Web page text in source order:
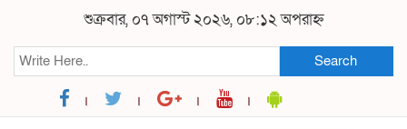
শুক্রবার, ০৭ অগাস্ট ২০২৬, ০৮:১২ অপরাহ্ন
Search